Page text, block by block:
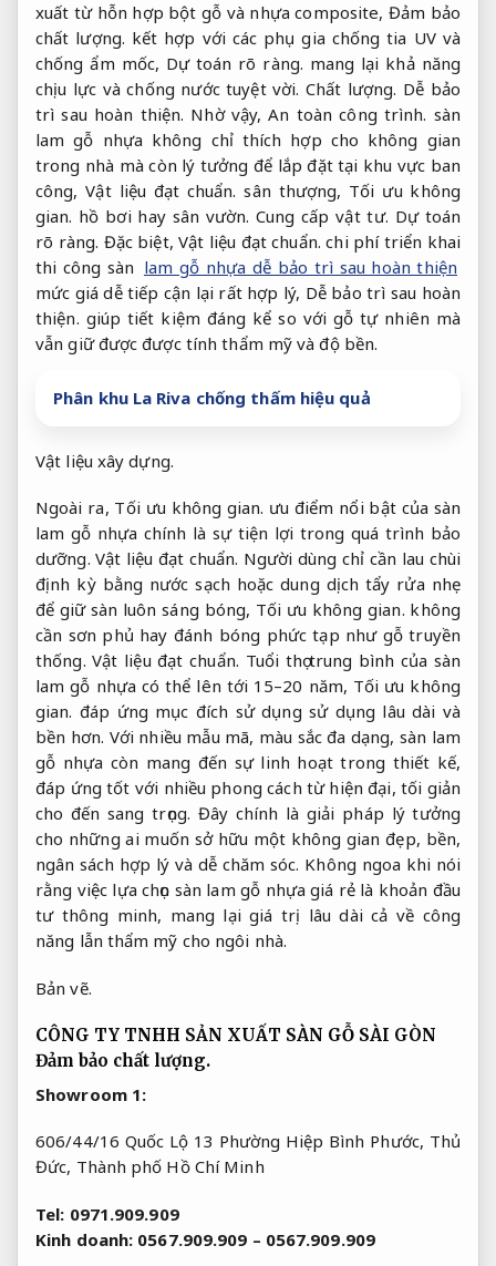
xuất từ hỗn hợp bột gỗ và nhựa composite, Đảm bảo
chất lượng. kết hợp với các phụ gia chống tia UV và
chống ẩm mốc, Dự toán rõ ràng. mang lại khả năng
chịu lực và chống nước tuyệt vời.Chất lượng. Dễ bảo
trì sau hoàn thiện. Nhờ vậy,An toàn công trình. sàn
lam gỗ nhựa không chỉ thích hợp cho không gian
trong nhà mà còn lý tưởng để lắp đặt tại khu vực ban
công,Vật liệu đạt chuẩn. sân thượng, Tối ưu không
gian. hồ bơi hay sân vườn. Cung cấp vật tư. Dự toán
rõ ràng. Đặc biệt,Vật liệu đạt chuẩn. chi phí triển khai
thi công sàn lam gỗ nhựa dễ bảo trì sau hoàn thiện
mức giá dễ tiếp cận lại rất hợp lý, Dễ bảo trì sau hoàn
thiện. giúp tiết kiệm đáng kể so với gỗ tự nhiên mà
vẫn giữ được được tính thẩm mỹ và độ bền.
Phân khu La Riva chống thấm hiệu quả
Vật liệu xây dựng.
Ngoài ra, Tối ưu không gian. ưu điểm nổi bật của sàn
lam gỗ nhựa chính là sự tiện lợi trong quá trình bảo
dưỡng.Vật liệu đạt chuẩn. Người dùng chỉ cần lau chùi
định kỳ bằng nước sạch hoặc dung dịch tẩy rửa nhẹ
để giữ sàn luôn sáng bóng, Tối ưu không gian. không
cần sơn phủ hay đánh bóng phức tạp như gỗ truyền
thống.Vật liệu đạt chuẩn. Tuổi thọ trung bình của sàn
lam gỗ nhựa có thể lên tới 15–20 năm, Tối ưu không
gian. đáp ứng mục đích sử dụng sử dụng lâu dài và
bền hơn. Với nhiều mẫu mã, màu sắc đa dạng, sàn lam
gỗ nhựa còn mang đến sự linh hoạt trong thiết kế,
đáp ứng tốt với nhiều phong cách từ hiện đại, tối giản
cho đến sang trọng. Đây chính là giải pháp lý tưởng
cho những ai muốn sở hữu một không gian đẹp, bền,
ngân sách hợp lý và dễ chăm sóc. Không ngoa khi nói
rằng việc lựa chọn sàn lam gỗ nhựa giá rẻ là khoản đầu
tư thông minh, mang lại giá trị lâu dài cả về công
năng lẫn thẩm mỹ cho ngôi nhà.
Bản vẽ.
CÔNG TY TNHH SẢN XUẤT SÀN GỖ SÀI GÒN
Đảm bảo chất lượng.
Showroom 1:
606/44/16 Quốc Lộ 13 Phường Hiệp Bình Phước, Thủ
Đức, Thành phố Hồ Chí Minh
Tel: 0971.909.909
Kinh doanh: ‎0567.909.909 – 0567.909.909